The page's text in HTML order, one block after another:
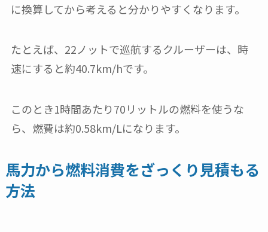
に換算してから考えると分かりやすくなります。
たとえば、22ノットで巡航するクルーザーは、時
速にすると約40.7km/hです。
このとき1時間あたり70リットルの燃料を使うな
ら、燃費は約0.58km/Lになります。
馬力から燃料消費をざっくり見積もる
方法